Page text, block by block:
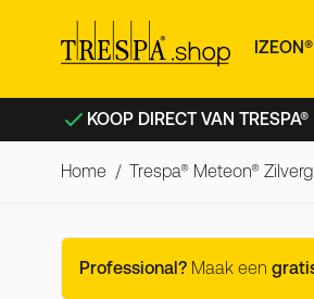
KOOP DIRECT VAN TRESPA®
Home / Trespa® Meteon®
Trespa®
Professional? Maak een